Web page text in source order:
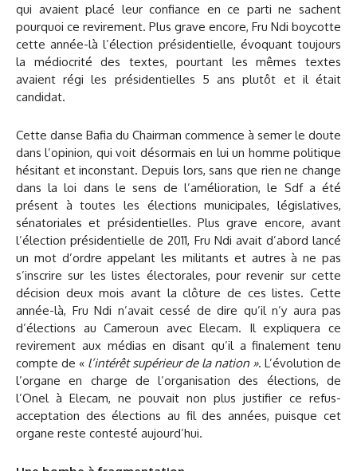
qui avaient placé leur confiance en ce parti ne sachent
pourquoi ce revirement. Plus grave encore, Fru Ndi boycotte
cette année-là l’élection présidentielle, évoquant toujours
la médiocrité des textes, pourtant les mêmes textes
avaient régi les présidentielles 5 ans plutôt et il était
candidat.
Cette danse Bafia du Chairman commence à semer le doute
dans l’opinion, qui voit désormais en lui un homme politique
hésitant et inconstant. Depuis lors, sans que rien ne change
dans la loi dans le sens de l’amélioration, le Sdf a été
présent à toutes les élections municipales, législatives,
sénatoriales et présidentielles. Plus grave encore, avant
l’élection présidentielle de 2011, Fru Ndi avait d’abord lancé
un mot d’ordre appelant les militants et autres à ne pas
s’inscrire sur les listes électorales, pour revenir sur cette
décision deux mois avant la clôture de ces listes. Cette
année-là, Fru Ndi n’avait cessé de dire qu’il n’y aura pas
d’élections au Cameroun avec Elecam. Il expliquera ce
revirement aux médias en disant qu’il a finalement tenu
compte de « l’intérêt supérieur de la nation ». L’évolution de
l’organe en charge de l’organisation des élections, de
l’Onel à Elecam, ne pouvait non plus justifier ce refus-
acceptation des élections au fil des années, puisque cet
organe reste contesté aujourd’hui.